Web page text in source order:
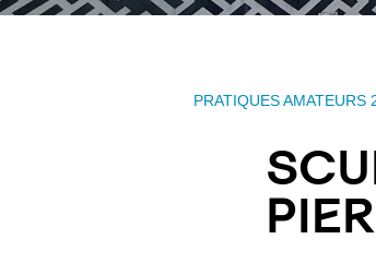
PRATIQUES AMATEURS